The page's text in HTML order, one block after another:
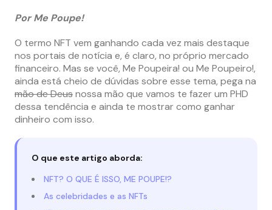
Por Me Poupe!
O termo NFT vem ganhando cada vez mais destaque
nos portais de notícia e, é claro, no próprio mercado
financeiro. Mas se você, Me Poupeira! ou Me Poupeiro!,
ainda está cheio de dúvidas sobre esse tema, pega na
mão de Deusnossa mão que vamos te fazer um PHD
dessa tendência e ainda te mostrar como ganhar
dinheiro com isso.
O que este artigo aborda:
NFT? O QUE É ISSO, ME POUPE!?
As celebridades e as NFTs